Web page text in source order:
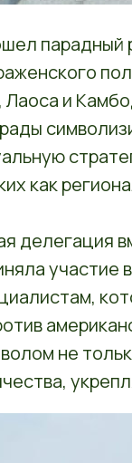
парадный
и
как
делегация
участие
не